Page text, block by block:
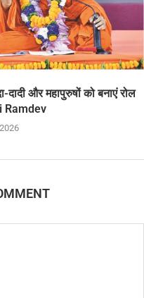
दादी और महापुरुषों को बनाएं रोल
Ramdev